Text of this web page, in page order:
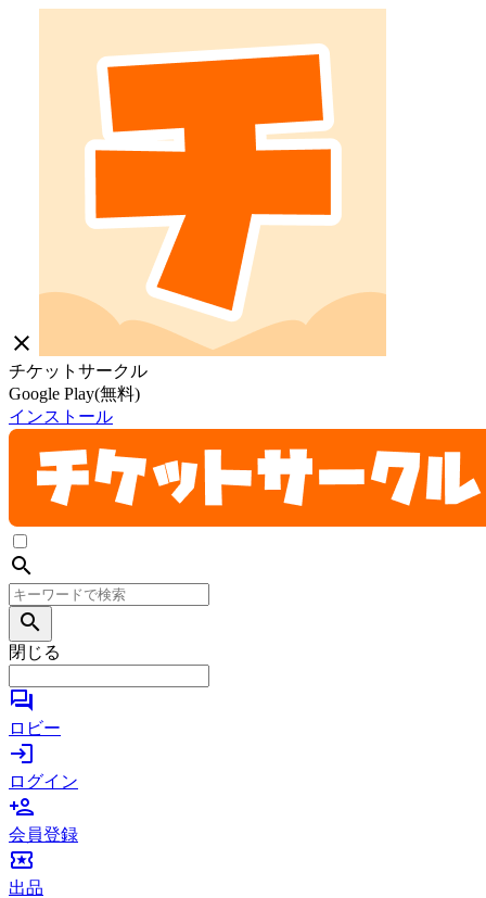
close
チケットサークル
Google Play(無料)
インストール
search
search
閉じる
forum
ロビー
login
ログイン
person_add
会員登録
local_activity
出品